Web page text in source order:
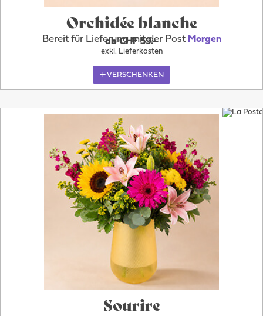
Orchidée blanche
Bereit für Lieferung mit der Post Morgen
ab CHF 59.–
exkl. Lieferkosten
VERSCHENKEN
Sourire